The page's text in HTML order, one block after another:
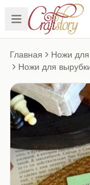
Главная Ножи
Ножи для